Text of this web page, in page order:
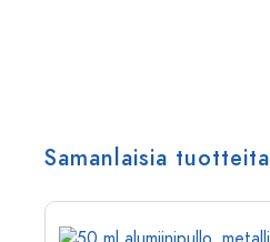
Samanlaisia tuotteita